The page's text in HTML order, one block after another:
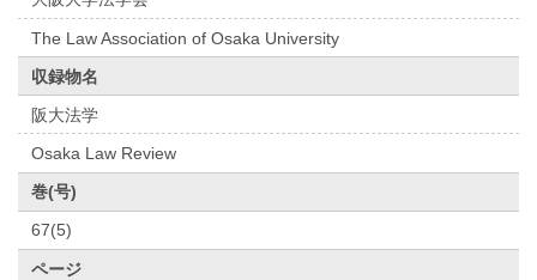
The Law Association of Osaka University
収録物名
阪大法学
Osaka Law Review
巻(号)
67(5)
ページ